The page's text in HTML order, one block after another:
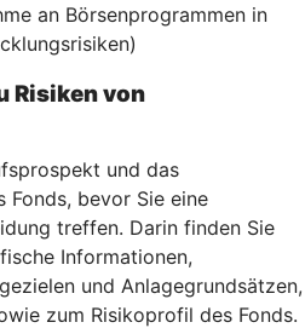
an Börsenprogrammen in
Risiken von
und das
Fonds, bevor Sie eine
treffen. Darin finden Sie
Informationen,
und Anlagegrundsätzen,
zum Risikoprofil des Fonds.